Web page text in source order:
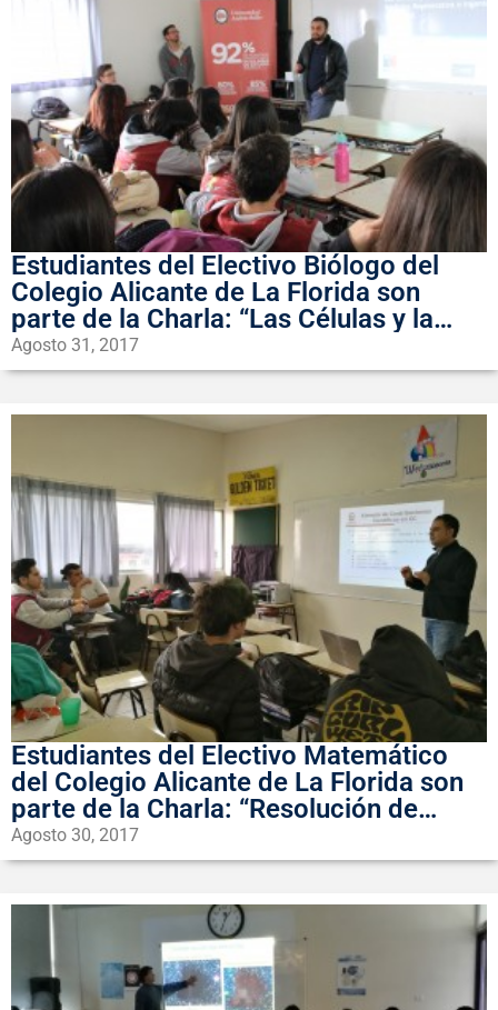
Estudiantes del Electivo Biólogo del
Colegio Alicante de La Florida son
parte de la Charla: “Las Células y la
Terapia Celular”
Agosto 31, 2017
Estudiantes del Electivo Matemático
del Colegio Alicante de La Florida son
parte de la Charla: “Resolución de
Problemas con Inteligencia Artificial”
Agosto 30, 2017